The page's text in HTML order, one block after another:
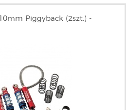
Piggyback (2szt.) -